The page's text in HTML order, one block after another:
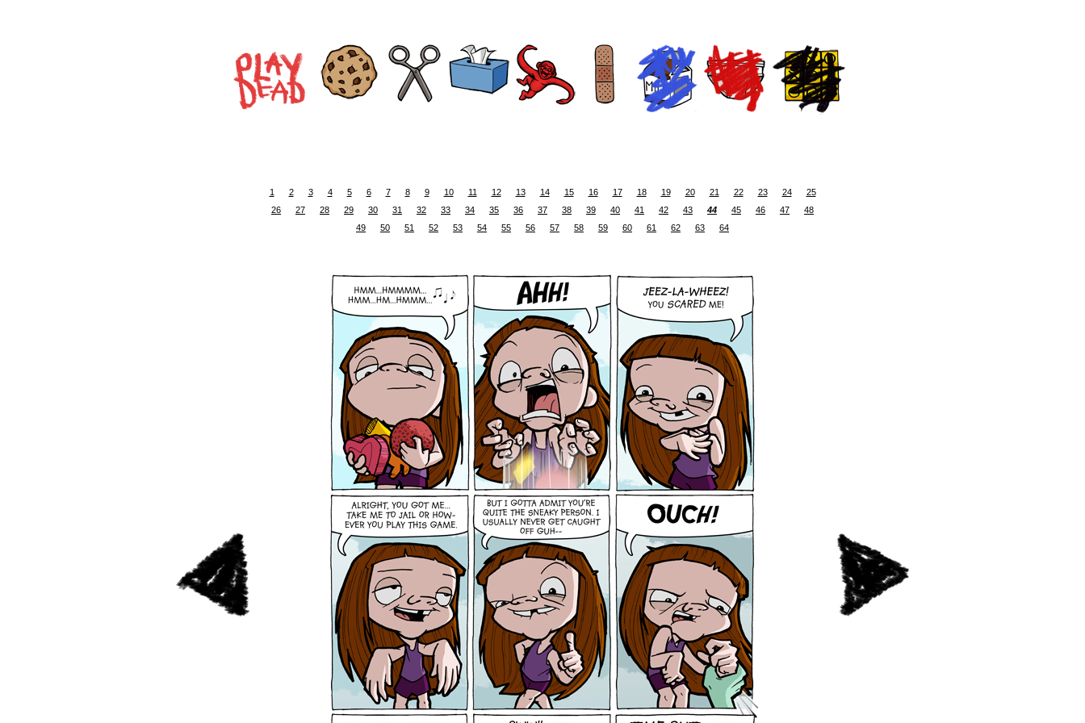
1 2 3 4 5 6 7 8 9 10 11 12 13 14 15 16 17 18 19 20 21 22 23 24
25
26
27 28 29 30 31 32 33 34 35 36 37 38 39 40 41 42 43 44 45 46 47
48
49
50 51 52 53 54 55 56 57 58 59 60 61 62 63 64